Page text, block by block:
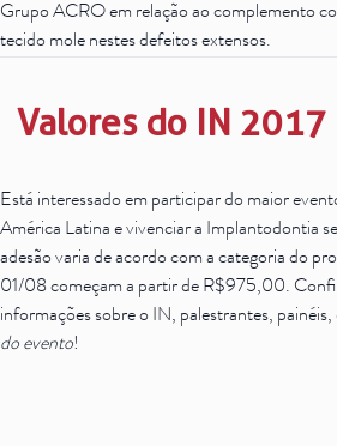
Grupo ACRO em relação ao complemento
tecido mole nestes defeitos extensos.
Valores do IN 2017
Está interessado em participar do maior
América Latina e vivenciar a Implantodontia
adesão varia de acordo com a categoria do
01/08 começam a partir de R$975,00.
informações sobre o IN, palestrantes,
do evento!